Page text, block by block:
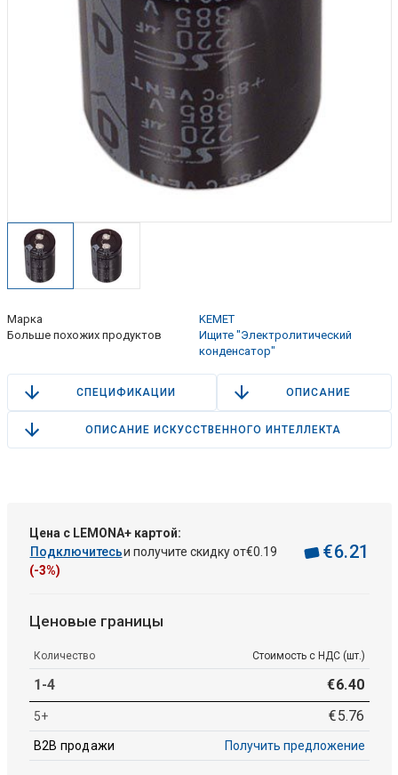
Марка
KEMET
Больше похожих продуктов
Ищите "Электролитический
конденсатор"
СПЕЦИФИКАЦИИ ОПИСАНИЕ
ОПИСАНИЕ ИСКУССТВЕННОГО ИНТЕЛЛЕКТА
Цена с LEMONA+ картой:
Подключитесьи получите скидку от€0 19
(-3%)
€6.21
Ценовые границы
Количество Стоимость с НДС (шт.)
1-4 €6.40
5+ €5.76
B2B продажи Получить предложение